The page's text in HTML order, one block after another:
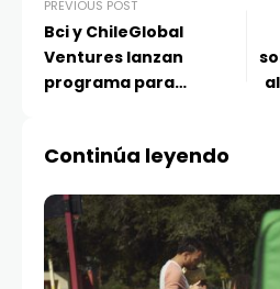
PREVIOUS POST
Bci y ChileGlobal
Ventures lanzan
programa para
Latinoamérica y Miami
Continúa leyendo